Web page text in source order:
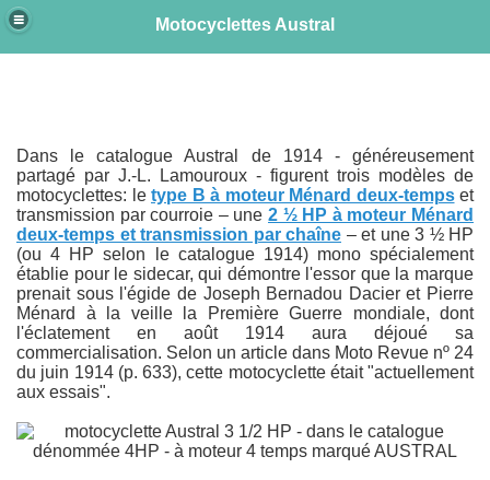
Motocyclettes Austral
Dans le catalogue Austral de 1914 - généreusement
partagé par J.-L. Lamouroux - figurent trois modèles de
motocyclettes: le type B à moteur Ménard deux-tempset
transmission par courroie – une 2 ½ HP à moteur Ménard
deux-temps et transmission par chaîne – et une 3 ½ HP
(ou 4 HP selon le catalogue 1914) mono spécialement
établie pour le sidecar, qui démontre l'essor que la marque
prenait sous l'égide de Joseph Bernadou Dacier et Pierre
Ménard à la veille la Première Guerre mondiale, dont
l'éclatement en août 1914 aura déjoué sa
commercialisation. Selon un article dans Moto Revue nº 24
du juin 1914 (p. 633), cette motocyclette était "actuellement
aux essais".